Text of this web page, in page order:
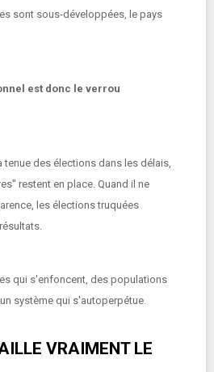
sont sous-développées, le pays
est donc le verrou
tenue des élections dans les délais,
restent en place. Quand il ne
les élections truquées
qui s'enfoncent, des populations
système qui s'autoperpétue.
VRAIMENT LE